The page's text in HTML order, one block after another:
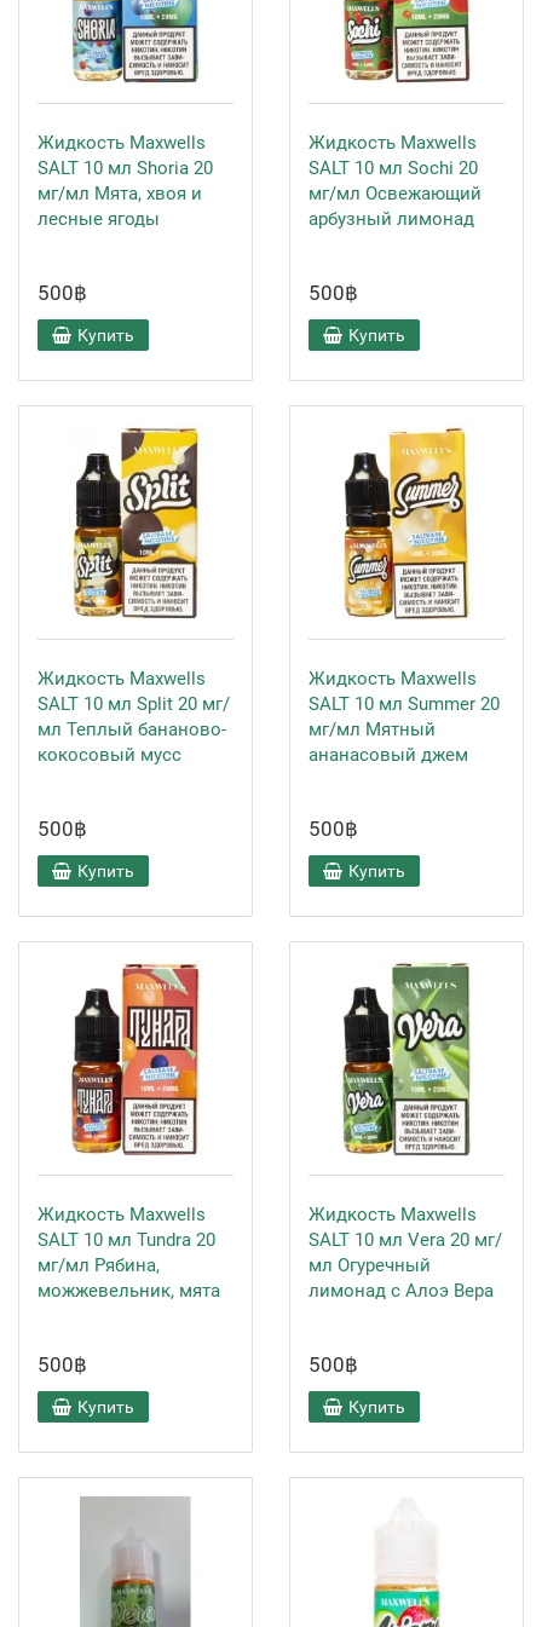
Жидкость Maxwells
SALT 10 мл Shoria 20
мг/мл Мята, хвоя и
лесные ягоды
500฿
Купить
Жидкость Maxwells
SALT 10 мл Sochi 20
мг/мл Освежающий
арбузный лимонад
500฿
Купить
Жидкость Maxwells
SALT 10 мл Split 20 мг/
мл Теплый бананово-
кокосовый мусс
500฿
Купить
Жидкость Maxwells
SALT 10 мл Summer 20
мг/мл Мятный
ананасовый джем
500฿
Купить
Жидкость Maxwells
SALT 10 мл Tundra 20
мг/мл Рябина,
можжевельник, мята
500฿
Купить
Жидкость Maxwells
SALT 10 мл Vera 20 мг/
мл Огуречный
лимонад с Алоэ Вера
500฿
Купить